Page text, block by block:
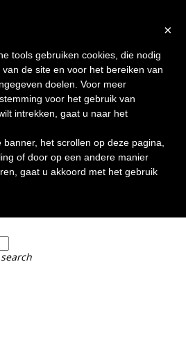
×
tools gebruiken cookies, die nodig
de site en voor het bereiken van
doelen. Voor meer
voor het gebruik van
intrekken, gaat u naar het
het scrollen op deze pagina,
of door op een andere manier
gaat u akkoord met het gebruik